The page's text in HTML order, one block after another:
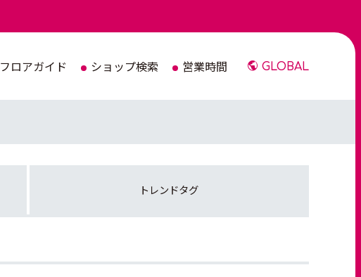
GLOBAL
フロアガイド ショップ検索 営業時間
トレンドタグ